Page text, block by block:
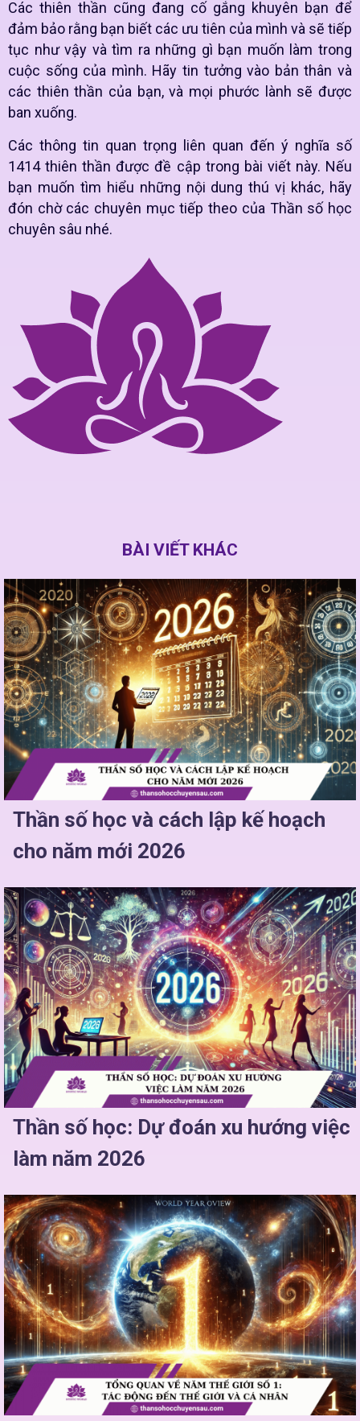
Các thiên thần cũng đang cố gắng khuyên bạn để
đảm bảo rằng bạn biết các ưu tiên của mình và sẽ tiếp
tục như vậy và tìm ra những gì bạn muốn làm trong
cuộc sống của mình. Hãy tin tưởng vào bản thân và
các thiên thần của bạn, và mọi phước lành sẽ được
ban xuống.
Các thông tin quan trọng liên quan đến ý nghĩa số
1414 thiên thần được đề cập trong bài viết này. Nếu
bạn muốn tìm hiểu những nội dung thú vị khác, hãy
đón chờ các chuyên mục tiếp theo của Thần số học
chuyên sâu nhé.
BÀI VIẾT KHÁC
Thần số học và cách lập kế hoạch
cho năm mới 2026
Thần số học: Dự đoán xu hướng việc
làm năm 2026